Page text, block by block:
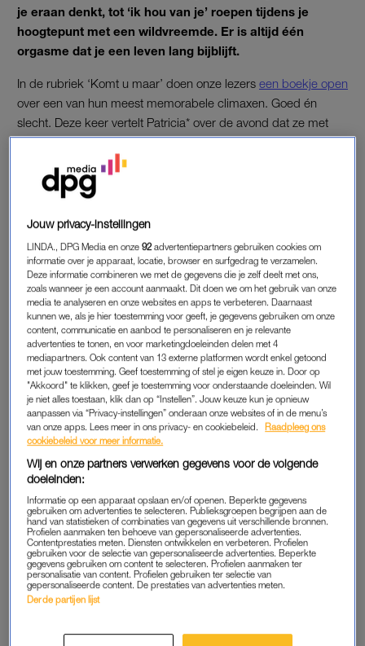
je eraan denkt, tot ‘ik hou van je’ roepen tijdens je
hoogtepunt met een wildvreemde. Er is altijd één
orgasme dat je een leven lang bijblijft.
In de rubriek ‘Komt u maar’ doen onze lezers een boekje open
over een van hun meest memorabele climaxen. Goed én
slecht. Deze keer vertelt Patricia* over de avond dat ze met
een getrouwde man het bed indook.
Met wie?
Getrouwde man
Hoe?
Vingeren en beffen
Waar?
Hotelkamer tijdens bedrijfsuitje
ROMANTISCHE FOTO
“Ik was op bedrijfsuitje in een vakantiepark waar flink
uitgepakt was met de kerstversiering. Bij een prachtige brug
die versierd was met lampjes maakten mijn bazin en haar
vriend een romantische foto. Dat wilde ik ook, maar ik was
single. Toevallig liep net de man langs die ik al eerder had
gespot toen we in een bar zaten.”
“Ik trok de stoute schoenen aan en vroeg of hij met mij op de
foto wilde. Hij was er wel voor in en haakte in mijn arm op de
brug. Een collega grapte dat we dan wel een kus moesten
geven en zo geschiedde. Na de foto kreeg ik nóg een kus.
Maar kort daarna liep hij met zijn vrienden verder.”
“Ik hoopte al dat ik hem nog eens zou zien, want ik vond hem
Jouw privacy-instellingen
LINDA., DPG Media en onze92 advertentiepartners gebruiken cookies om
informatie over je apparaat, locatie, browser en surfgedrag te verzamelen.
Deze informatie combineren we met de gegevens die je zelf deelt met ons,
zoals wanneer je een account aanmaakt. Dit doen we om het gebruik van onze
media te analyseren en onze websites en apps te verbeteren. Daarnaast
kunnen we, als je hier toestemming voor geeft, je gegevens gebruiken om onze
content, communicatie en aanbod te personaliseren en je relevante
advertenties te tonen, en voor marketingdoeleinden delen met 4
mediapartners. Ook content van 13 externe platformen wordt enkel getoond
met jouw toestemming. Geef toestemming of stel je eigen keuze in. Door op
"Akkoord" te klikken, geef je toestemming voor onderstaande doeleinden. Wil
je niet alles toestaan, klik dan op “Instellen”. Jouw keuze kun je opnieuw
aanpassen via “Privacy-instellingen” onderaan onze websites of in de menu’s
van onze apps. Lees meer in ons privacy- en cookiebeleid.
Raadpleeg ons
cookiebeleid voor meer informatie.
Wij en onze partners verwerken gegevens voor de volgende
doeleinden:
Informatie op een apparaat opslaan en/of openen. Beperkte gegevens
gebruiken om advertenties te selecteren. Publieksgroepen begrijpen aan de
hand van statistieken of combinaties van gegevens uit verschillende bronnen.
Profielen aanmaken ten behoeve van gepersonaliseerde advertenties.
Contentprestaties meten. Diensten ontwikkelen en verbeteren. Profielen
gebruiken voor de selectie van gepersonaliseerde advertenties. Beperkte
gegevens gebruiken om content te selecteren. Profielen aanmaken ter
personalisatie van content. Profielen gebruiken ter selectie van
gepersonaliseerde content. De prestaties van advertenties meten.
Derde partijen lijst